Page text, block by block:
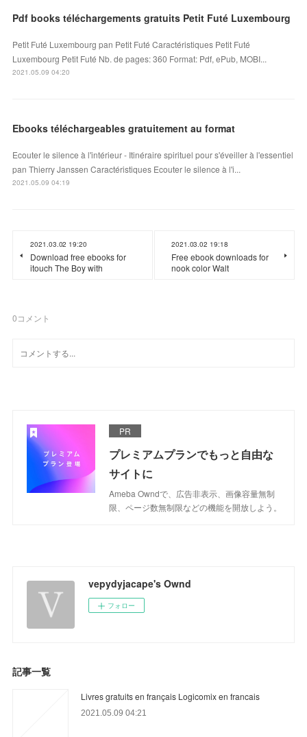
Pdf books téléchargements gratuits Petit Futé Luxembourg
Petit Futé Luxembourg pan Petit Futé Caractéristiques Petit Futé
Luxembourg Petit Futé Nb. de pages: 360 Format: Pdf, ePub, MOBI...
2021.05.09 04:20
Ebooks téléchargeables gratuitement au format
Ecouter le silence à l'intérieur - Itinéraire spirituel pour s'éveiller à l'essentiel
pan Thierry Janssen Caractéristiques Ecouter le silence à l'i...
2021.05.09 04:19
2021.03.02 19:20
Download free ebooks for
itouch The Boy with
2021.03.02 19:18
Free ebook downloads for
nook color Walt
0コメント
PR
プレミアムプランでもっと自由な
サイトに
Ameba Owndで、広告非表示、画像容量無制
限、ページ数無制限などの機能を開放しよう。
vepydyjacape's Ownd
フォロー
記事一覧
Livres gratuits en français Logicomix en francais
2021.05.09 04:21